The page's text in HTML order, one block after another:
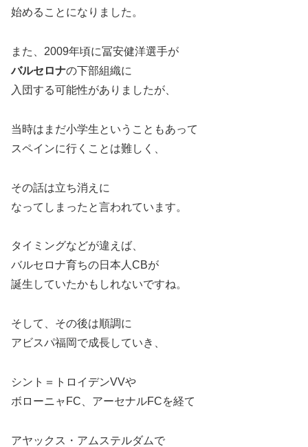
始めることになりました。
また、2009年頃に冨安健洋選手が
バルセロナの下部組織に
入団する可能性がありましたが、
当時はまだ小学生ということもあって
スペインに行くことは難しく、
その話は立ち消えに
なってしまったと言われています。
タイミングなどが違えば、
バルセロナ育ちの日本人CBが
誕生していたかもしれないですね。
そして、その後は順調に
アビスパ福岡で成長していき、
シント＝トロイデンVVや
ボローニャFC、アーセナルFCを経て
アヤックス・アムステルダムで